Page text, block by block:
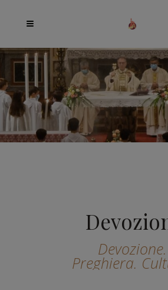
Devozione.
Preghiera.